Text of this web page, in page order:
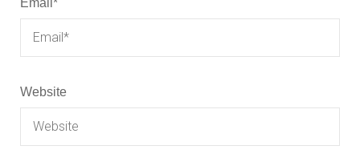
Email *
Website